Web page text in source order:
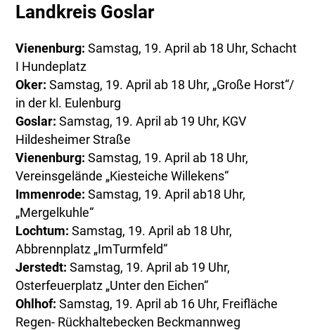
Landkreis Goslar
Vienenburg:Samstag, 19. April ab 18 Uhr, Schacht
I Hundeplatz
Oker:Samstag, 19. April ab 18 Uhr, „Große Horst“/
in der kl. Eulenburg
Goslar: Samstag, 19. April ab 19 Uhr, KGV
Hildesheimer Straße
Vienenburg: Samstag, 19. April ab 18 Uhr,
Vereinsgelände „Kiesteiche Willekens“
Immenrode: Samstag, 19. April ab18 Uhr,
„Mergelkuhle“
Lochtum:Samstag, 19. April ab 18 Uhr,
Abbrennplatz „ImTurmfeld“
Jerstedt: Samstag, 19. April ab 19 Uhr,
Osterfeuerplatz „Unter den Eichen“
Ohlhof: Samstag, 19. April ab 16 Uhr, Freifläche
Regen- Rückhaltebecken Beckmannweg